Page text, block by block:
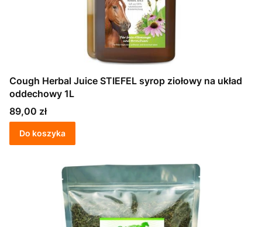
Cough Herbal Juice STIEFEL syrop ziołowy na układ
oddechowy 1L
Cena
89,00 zł
Do koszyka